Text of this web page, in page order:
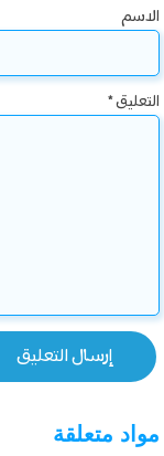
الاسم
التعليق*
مواد متعلقة